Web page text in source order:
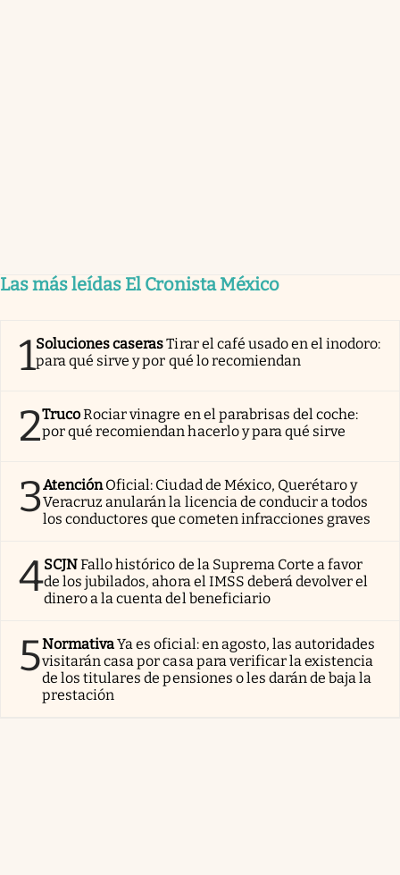
Las más leídas El Cronista México
1Soluciones caserasTirar el café usado en el inodoro:
para qué sirve y por qué lo recomiendan
2TrucoRociar vinagre en el parabrisas del coche:
por qué recomiendan hacerlo y para qué sirve
3AtenciónOficial: Ciudad de México, Querétaro y
Veracruz anularán la licencia de conducir a todos
los conductores que cometen infracciones graves
4SCJNFallo histórico de la Suprema Corte a favor
de los jubilados, ahora el IMSS deberá devolver el
dinero a la cuenta del beneficiario
5NormativaYa es oficial: en agosto, las autoridades
visitarán casa por casa para verificar la existencia
de los titulares de pensiones o les darán de baja la
prestación